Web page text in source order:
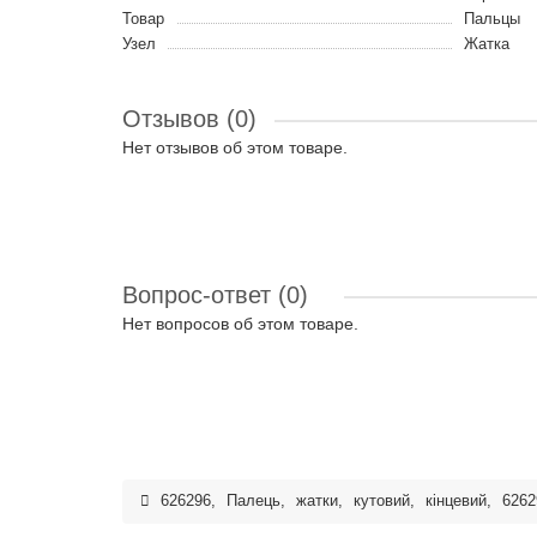
Товар
Пальцы
Узел
Жатка
Отзывов (0)
Нет отзывов об этом товаре.
Вопрос-ответ (0)
Нет вопросов об этом товаре.
626296, Палець, жатки, кутовий, кінцевий,